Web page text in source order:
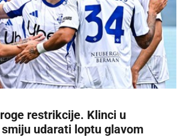
restrikcije. Klinci u
udarati loptu glavom